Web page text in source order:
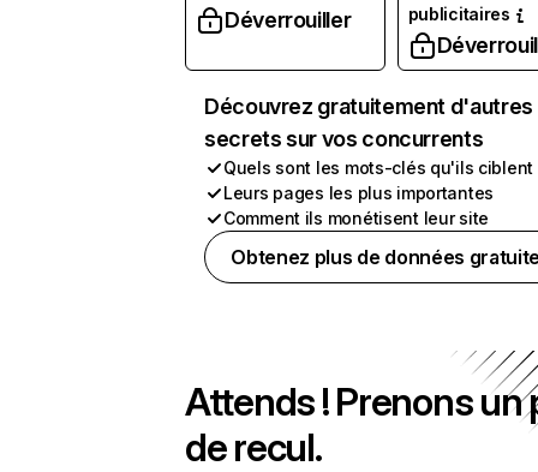
Déverrouiller
publicitaires
Découvrez gratuitement d'autres
secrets sur vos concurrents
Quels sont les mots-clés qu'ils ciblent
Leurs pages les plus importantes
Comment ils monétisent leur site
Obtenez plus de données
Attends ! Prenons un
de recul.